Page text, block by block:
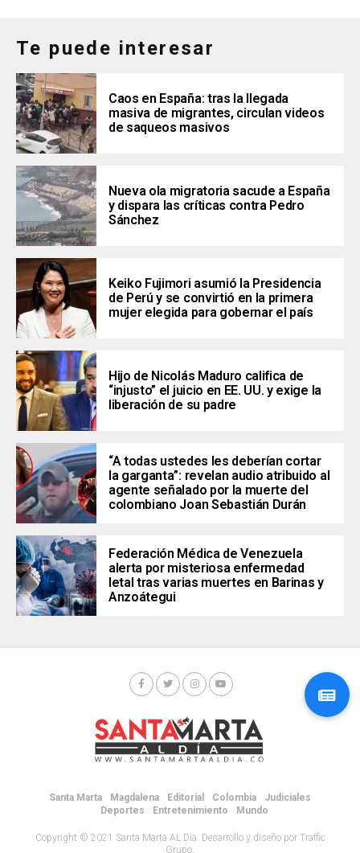
Te puede interesar
Caos en España: tras la llegada
masiva de migrantes, circulan videos
de saqueos masivos
Nueva ola migratoria sacude a España
y dispara las críticas contra Pedro
Sánchez
Keiko Fujimori asumió la Presidencia
de Perú y se convirtió en la primera
mujer elegida para gobernar el país
Hijo de Nicolás Maduro califica de
“injusto” el juicio en EE. UU. y exige la
liberación de su padre
“A todas ustedes les deberían cortar
la garganta”: revelan audio atribuido al
agente señalado por la muerte del
colombiano Joan Sebastián Durán
Federación Médica de Venezuela
alerta por misteriosa enfermedad
letal tras varias muertes en Barinas y
Anzoátegui
Santa Marta Magdalena Editorial Colombia
Judiciales
Deportes
Entretenimiento Mundo
Copyright © 2021 Santa Marta AL Día. Desarrollo y diseño por Traffic
Grupo.